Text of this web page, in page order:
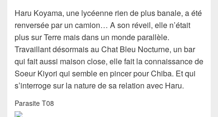
Haru Koyama, une lycéenne rien de plus banale, a été
renversée par un camion… A son réveil, elle n’était
plus sur Terre mais dans un monde parallèle.
Travaillant désormais au Chat Bleu Nocturne, un bar
qui fait aussi maison close, elle fait la connaissance de
Soeur Kiyori qui semble en pincer pour Chiba. Et qui
s’interroge sur la nature de sa relation avec Haru.
Parasite T08